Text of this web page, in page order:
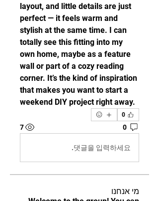
layout, and little details are just
perfect — it feels warm and
stylish at the same time. I can
totally see this fitting into my
own home, maybe as a feature
wall or part of a cozy reading
corner. It’s the kind of inspiration
that makes you want to start a
weekend DIY project right away.
0
0
7
댓글을 입력하세요.
מי אנחנו